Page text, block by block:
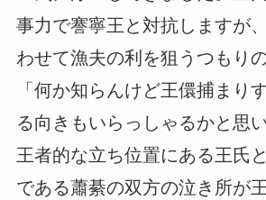
事力で謇寧王と対抗しますが
わせて漁夫の利を狙うつもり
「何か知らんけど王儇捕まり
る向きもいらっしゃるかと思
王者的な立ち位置にある王氏
である蕭綦の双方の泣き所が